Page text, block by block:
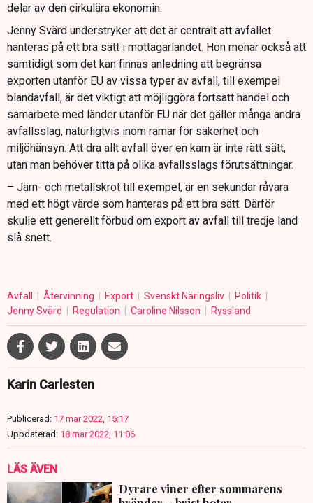
delar av den cirkulära ekonomin.
Jenny Svärd understryker att det är centralt att avfallet
hanteras på ett bra sätt i mottagarlandet. Hon menar också att
samtidigt som det kan finnas anledning att begränsa
exporten utanför EU av vissa typer av avfall, till exempel
blandavfall, är det viktigt att möjliggöra fortsatt handel och
samarbete med länder utanför EU när det gäller många andra
avfallsslag, naturligtvis inom ramar för säkerhet och
miljöhänsyn. Att dra allt avfall över en kam är inte rätt sätt,
utan man behöver titta på olika avfallsslags förutsättningar.
– Järn- och metallskrot till exempel, är en sekundär råvara
med ett högt värde som hanteras på ett bra sätt. Därför
skulle ett generellt förbud om export av avfall till tredje land
slå snett.
Avfall Återvinning Export Svenskt Näringsliv
Politik
Jenny Svärd
Regulation Caroline Nilsson Ryssland
Karin Carlesten
Publicerad: 17 mar 2022, 15:17
Uppdaterad: 18 mar 2022, 11:06
LÄS ÄVEN
Dyrare viner efter sommarens